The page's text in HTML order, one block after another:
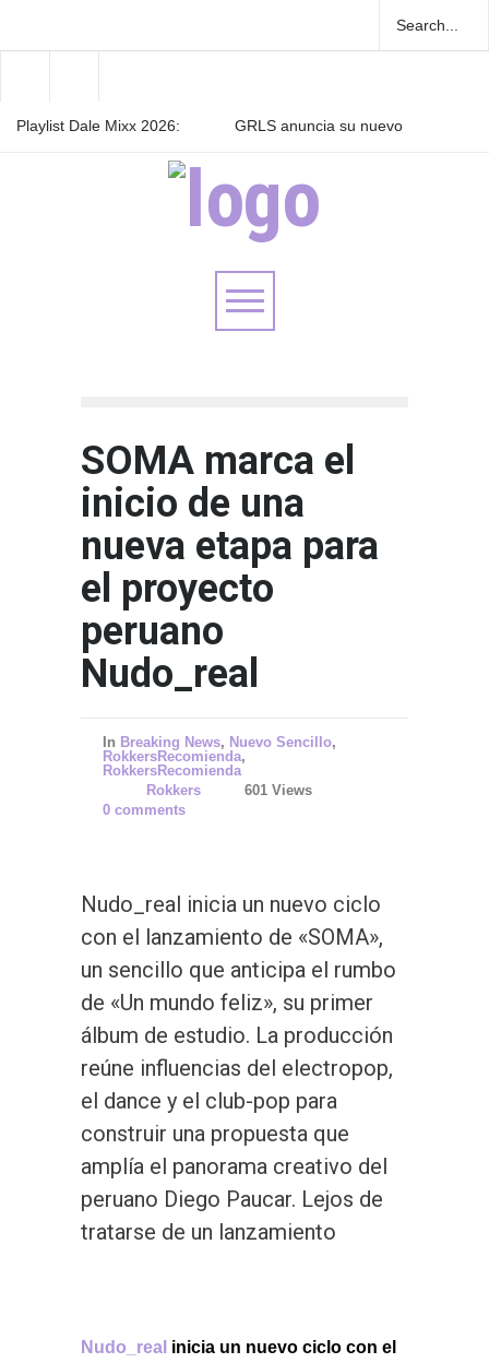
Playlist Dale Mixx 2026:
GRLS anuncia su nuevo
Las Fokin Biches anuncian
SOMA marca el
inicio de una
nueva etapa para
el proyecto
peruano
Nudo_real
In Breaking News, Nuevo Sencillo,
RokkersRecomienda,
RokkersRecomienda
Rokkers
601 Views
0 comments
Nudo_real inicia un nuevo ciclo
con el lanzamiento de «SOMA»,
un sencillo que anticipa el rumbo
de «Un mundo feliz», su primer
álbum de estudio. La producción
reúne influencias del electropop,
el dance y el club-pop para
construir una propuesta que
amplía el panorama creativo del
peruano Diego Paucar. Lejos de
tratarse de un lanzamiento
Nudo_real inicia un nuevo ciclo con el